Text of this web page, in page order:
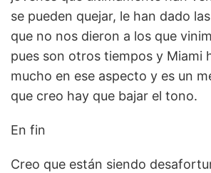
se pueden quejar, le han dado
que no nos dieron a los que
pues son otros tiempos y Miami
mucho en ese aspecto y es un
que creo hay que bajar el tono.
En fin
Creo que están siendo